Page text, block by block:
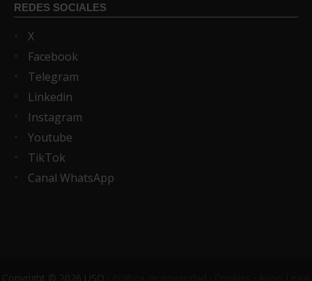
REDES SOCIALES
X
Facebook
Telegram
Linkedin
Instagram
Youtube
TikTok
Canal WhatsApp
Copyright © 2026 USO ·